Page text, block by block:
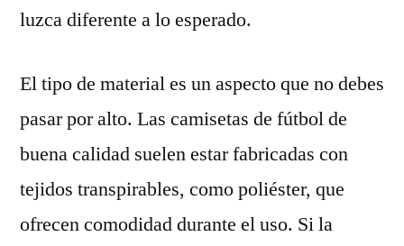
luzca diferente a lo esperado.
El tipo de material es un aspecto que no debes
pasar por alto. Las camisetas de fútbol de
buena calidad suelen estar fabricadas con
tejidos transpirables, como poliéster, que
ofrecen comodidad durante el uso. Si la